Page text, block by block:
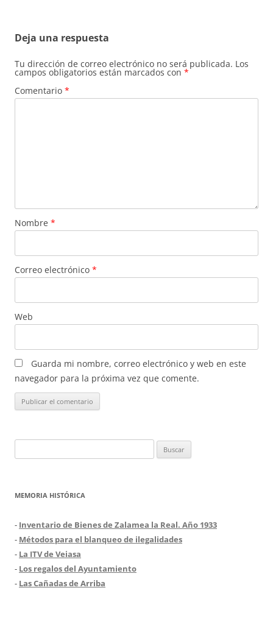
Deja una respuesta
Tu dirección de correo electrónico no será publicada. Los
campos obligatorios están marcados con *
Comentario *
Nombre *
Correo electrónico *
Web
Guarda mi nombre, correo electrónico y web en este
navegador para la próxima vez que comente.
MEMORIA HISTÓRICA
- Inventario de Bienes de Zalamea la Real. Año 1933
- Métodos para el blanqueo de ilegalidades
- La ITV de Veiasa
- Los regalos del Ayuntamiento
- Las Cañadas de Arriba